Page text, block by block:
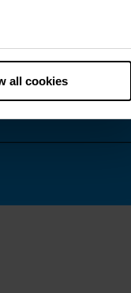
Court of Justice
is a particular risk
all cookies